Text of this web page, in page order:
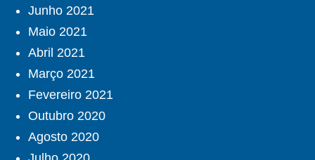
Junho 2021
Maio 2021
Abril 2021
Março 2021
Fevereiro 2021
Outubro 2020
Agosto 2020